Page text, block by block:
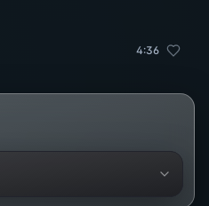
4:36